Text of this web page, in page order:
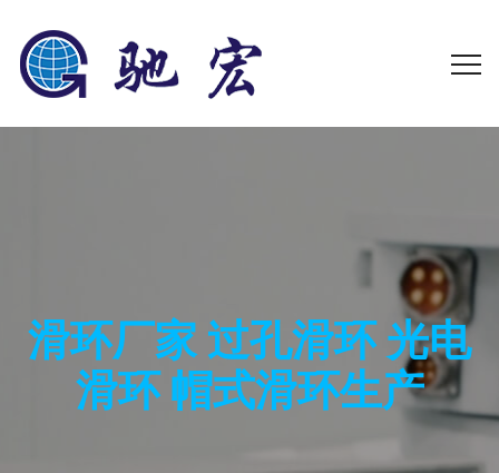
滑环厂家 过孔滑环 光电
滑环 帽式滑环生产